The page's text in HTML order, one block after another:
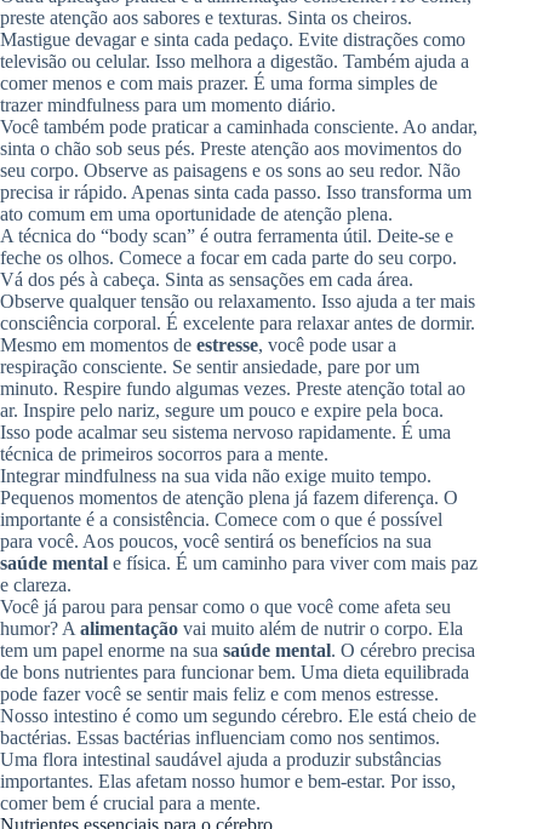
preste atenção aos sabores e texturas. Sinta os cheiros.
Mastigue devagar e sinta cada pedaço. Evite distrações como
televisão ou celular. Isso melhora a digestão. Também ajuda a
comer menos e com mais prazer. É uma forma simples de
trazer mindfulness para um momento diário.
Você também pode praticar a caminhada consciente. Ao andar,
sinta o chão sob seus pés. Preste atenção aos movimentos do
seu corpo. Observe as paisagens e os sons ao seu redor. Não
precisa ir rápido. Apenas sinta cada passo. Isso transforma um
ato comum em uma oportunidade de atenção plena.
A técnica do “body scan” é outra ferramenta útil. Deite-se e
feche os olhos. Comece a focar em cada parte do seu corpo.
Vá dos pés à cabeça. Sinta as sensações em cada área.
Observe qualquer tensão ou relaxamento. Isso ajuda a ter mais
consciência corporal. É excelente para relaxar antes de dormir.
Mesmo em momentos de estresse, você pode usar a
respiração consciente. Se sentir ansiedade, pare por um
minuto. Respire fundo algumas vezes. Preste atenção total ao
ar. Inspire pelo nariz, segure um pouco e expire pela boca.
Isso pode acalmar seu sistema nervoso rapidamente. É uma
técnica de primeiros socorros para a mente.
Integrar mindfulness na sua vida não exige muito tempo.
Pequenos momentos de atenção plena já fazem diferença. O
importante é a consistência. Comece com o que é possível
para você. Aos poucos, você sentirá os benefícios na sua
saúde mental e física. É um caminho para viver com mais paz
e clareza.
Você já parou para pensar como o que você come afeta seu
humor? A alimentação vai muito além de nutrir o corpo. Ela
tem um papel enorme na sua saúde mental. O cérebro precisa
de bons nutrientes para funcionar bem. Uma dieta equilibrada
pode fazer você se sentir mais feliz e com menos estresse.
Nosso intestino é como um segundo cérebro. Ele está cheio de
bactérias. Essas bactérias influenciam como nos sentimos.
Uma flora intestinal saudável ajuda a produzir substâncias
importantes. Elas afetam nosso humor e bem-estar. Por isso,
comer bem é crucial para a mente.
Nutrientes essenciais para o cérebro